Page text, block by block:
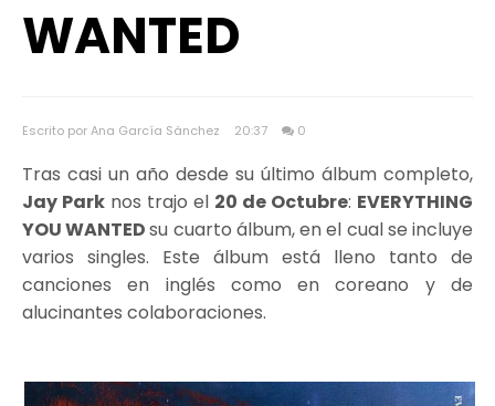
WANTED
Escrito por Ana García Sánchez 20:37 0
Tras casi un año desde su último álbum completo,
Jay Park nos trajo el 20 de Octubre: EVERYTHING
YOU WANTEDsu cuarto álbum, en el cual se incluye
varios singles. Este álbum está lleno tanto de
canciones en inglés como en coreano y de
alucinantes colaboraciones.